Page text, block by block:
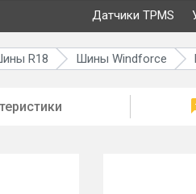
Датчики TPMS
R18 Шины Windforce